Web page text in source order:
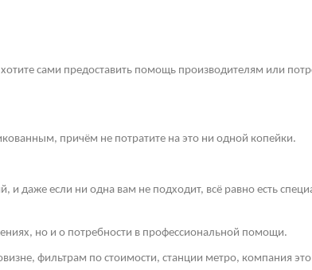
сами предоставить помощь производителям или
причём не потратите на это ни одной копейки.
и даже если ни одна вам не подходит, всё равно есть
но и о потребности в профессиональной помощи.
фильтрам по стоимости, станции метро, компания